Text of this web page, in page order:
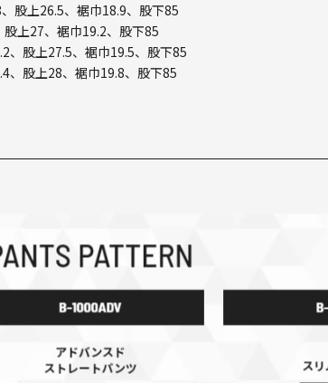
股上26.5、裾巾18.9、股下85
上27、裾巾19.2、股下85
、股上27.5、裾巾19.5、股下85
、股上28、裾巾19.8、股下85